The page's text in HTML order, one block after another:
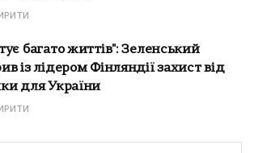
багато життів": Зеленський
із лідером Фінляндії захист від
для України